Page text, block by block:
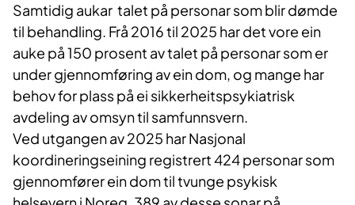
Samtidig aukar talet på personar som blir dømde
til behandling. Frå 2016 til 2025 har det vore ein
auke på 150 prosent av talet på personar som er
under gjennomføring av ein dom, og mange har
behov for plass på ei sikkerheitspsykiatrisk
avdeling av omsyn til samfunnsvern.
Ved utgangen av 2025 har Nasjonal
koordineringseining registrert 424 personar som
gjennomfører ein dom til tvunge psykisk